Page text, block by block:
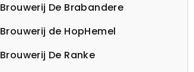
Brouwerij De Brabandere
Brouwerij de HopHemel
Brouwerij De Ranke